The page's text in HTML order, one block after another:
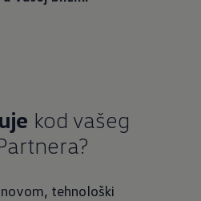
kod vašeg
tehnološki